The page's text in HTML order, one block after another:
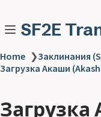
SF2E
Home ❯Заклинания
Загрузка Акаши